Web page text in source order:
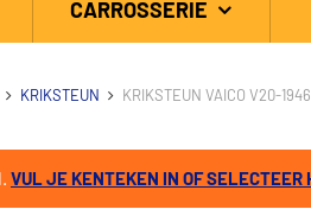
CARROSSERIE
KRIKSTEUN KRIKSTEUN VAICO V20-1946
VUL JE KENTEKEN IN OF SELECTEER